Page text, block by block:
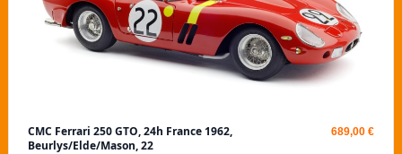
CMC Ferrari 250 GTO, 24h France 1962,
Beurlys/Elde/Mason, 22
689,00 €